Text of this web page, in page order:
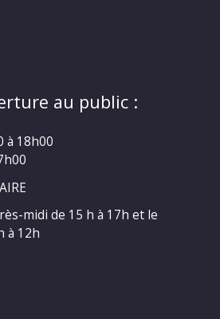
au public :
à 18h00
midi de 15 h à 17h et le
à 12h